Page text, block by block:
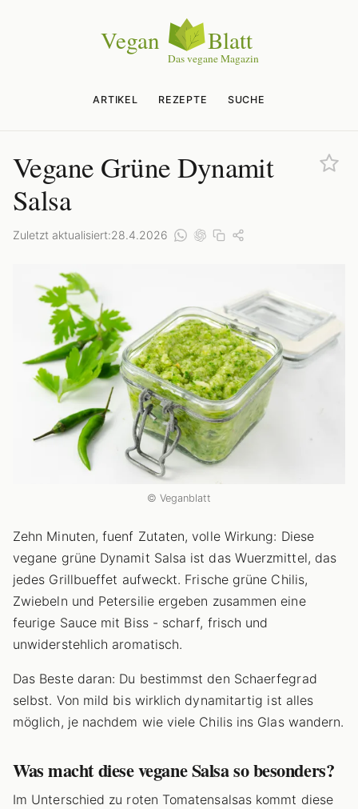
ARTIKEL REZEPTE SUCHE
Vegane Grüne Dynamit
Salsa
Zuletzt aktualisiert:28.4.2026
© Veganblatt
Zehn Minuten, fuenf Zutaten, volle Wirkung: Diese
vegane grüne Dynamit Salsa ist das Wuerzmittel, das
jedes Grillbueffet aufweckt. Frische grüne Chilis,
Zwiebeln und Petersilie ergeben zusammen eine
feurige Sauce mit Biss - scharf, frisch und
unwiderstehlich aromatisch.
Das Beste daran: Du bestimmst den Schaerfegrad
selbst. Von mild bis wirklich dynamitartig ist alles
möglich, je nachdem wie viele Chilis ins Glas wandern.
Was macht diese vegane Salsa so besonders?
Im Unterschied zu roten Tomatensalsas kommt diese